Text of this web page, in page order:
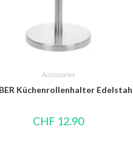
Accessories
Küchenrollenhalter
CHF 12.90